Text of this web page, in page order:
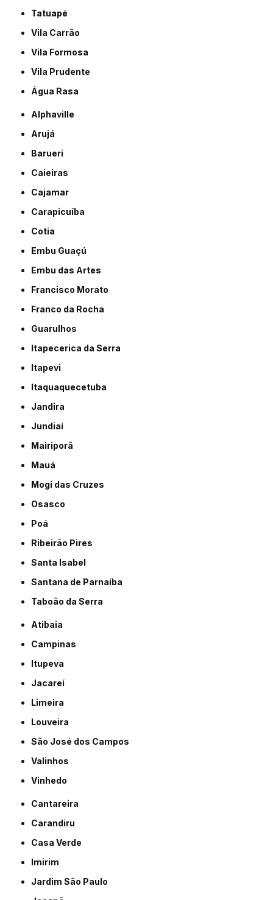
Tatuapé
Vila Carrão
Vila Formosa
Vila Prudente
Água Rasa
Alphaville
Arujá
Barueri
Caieiras
Cajamar
Carapicuíba
Cotia
Embu Guaçú
Embu das Artes
Francisco Morato
Franco da Rocha
Guarulhos
Itapecerica da Serra
Itapevi
Itaquaquecetuba
Jandira
Jundiaí
Mairiporã
Mauá
Mogi das Cruzes
Osasco
Poá
Ribeirão Pires
Santa Isabel
Santana de Parnaíba
Taboão da Serra
Atibaia
Campinas
Itupeva
Jacareí
Limeira
Louveira
São José dos Campos
Valinhos
Vinhedo
Cantareira
Carandiru
Casa Verde
Imirim
Jardim São Paulo